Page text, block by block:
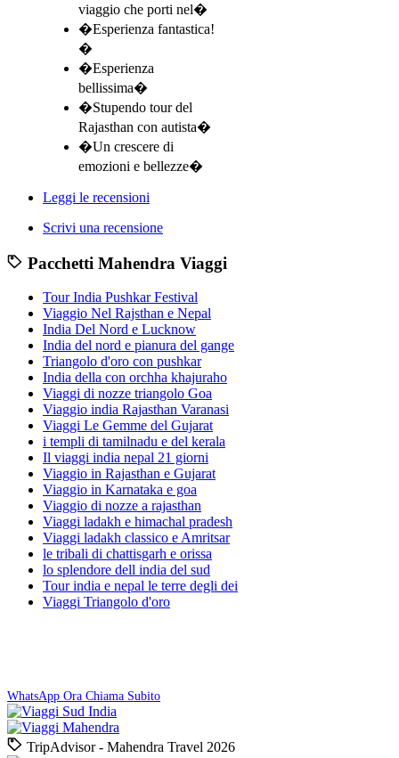
viaggio che porti nel�
�Esperienza fantastica!
�
�Esperienza
bellissima�
�Stupendo tour del
Rajasthan con autista�
�Un crescere di
emozioni e bellezze�
Leggi le recensioni
Scrivi una recensione
Pacchetti Mahendra Viaggi
Tour India Pushkar Festival
Viaggio Nel Rajsthan e Nepal
India Del Nord e Lucknow
India del nord e pianura del gange
Triangolo d'oro con pushkar
India della con orchha khajuraho
Viaggi di nozze triangolo Goa
Viaggio india Rajasthan Varanasi
Viaggi Le Gemme del Gujarat
i templi di tamilnadu e del kerala
Il viaggi india nepal 21 giorni
Viaggio in Rajasthan e Gujarat
Viaggio in Karnataka e goa
Viaggio di nozze a rajasthan
Viaggi ladakh e himachal pradesh
Viaggi ladakh classico e Amritsar
le tribali di chattisgarh e orissa
lo splendore dell india del sud
Tour india e nepal le terre degli dei
Viaggi Triangolo d'oro
WhatsApp Ora Chiama Subito
TripAdvisor - Mahendra Travel 2026